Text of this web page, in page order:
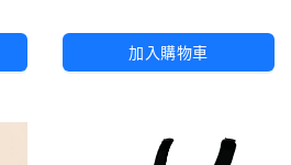
加入購物車